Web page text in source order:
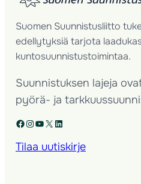
Suomen Suunnistusliitto
edellytyksiä tarjota
kuntosuunnistustoimintaa.
Suunnistuksen lajeja
pyörä- ja
Facebook Instagram YouTube X LinkedIn
Tilaa uutiskirje